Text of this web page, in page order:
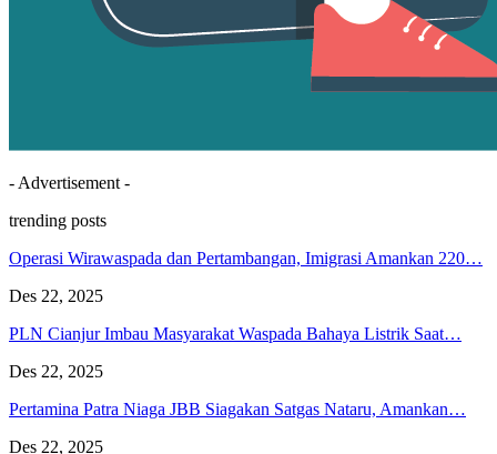
- Advertisement -
trending posts
Operasi Wirawaspada dan Pertambangan, Imigrasi Amankan 220…
Des 22, 2025
PLN Cianjur Imbau Masyarakat Waspada Bahaya Listrik Saat…
Des 22, 2025
Pertamina Patra Niaga JBB Siagakan Satgas Nataru, Amankan…
Des 22, 2025